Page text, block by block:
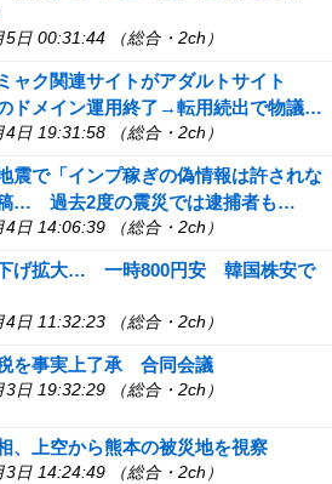
日 00:31:44 （総合・2ch）
ャク関連サイトがアダルトサイト
メイン運用終了→転用続出で物議…
日 19:31:58 （総合・2ch）
震で「インプ稼ぎの偽情報は許されな
… 過去2度の震災では逮捕者も…
日 14:06:39 （総合・2ch）
下げ拡大… 一時800円安 韓国株安で
日 11:32:23 （総合・2ch）
を事実上了承 合同会議
日 19:32:29 （総合・2ch）
、上空から熊本の被災地を視察
日 14:24:49 （総合・2ch）